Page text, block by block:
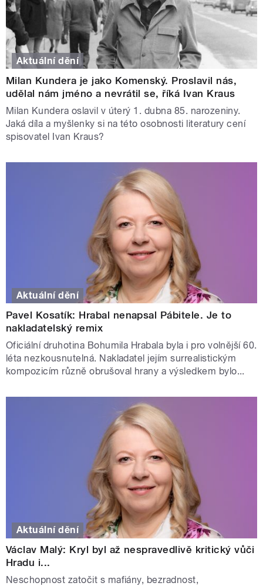
Aktuální dění
Milan Kundera je jako Komenský. Proslavil nás,
udělal nám jméno a nevrátil se, říká Ivan Kraus
Milan Kundera oslavil v úterý 1. dubna 85. narozeniny.
Jaká díla a myšlenky si na této osobnosti literatury cení
spisovatel Ivan Kraus?
Aktuální dění
Pavel Kosatík: Hrabal nenapsal Pábitele. Je to
nakladatelský remix
Oficiální druhotina Bohumila Hrabala byla i pro volnější 60.
léta nezkousnutelná. Nakladatel jejím surrealistickým
kompozicím různě obrušoval hrany a výsledkem bylo...
Aktuální dění
Václav Malý: Kryl byl až nespravedlivě kritický vůči
Hradu i...
Neschopnost zatočit s mafiány, bezradnost,